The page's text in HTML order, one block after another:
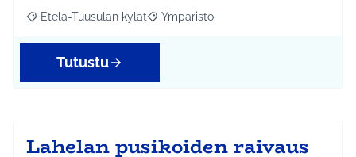
Rajaa tulokset aihepiirin mukaan: Etelä-Tuusulan kylät
Etelä-Tuusulan kylät Rajaa tulokset teeman mukaan:
Ympäristö
Tutustu
Lahelan pusikoiden raivaus